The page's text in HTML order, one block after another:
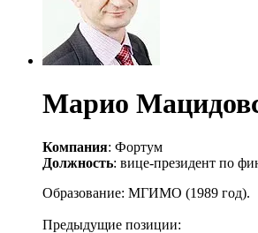
Марио
Компания: Фортум
Должность: вице-президент по
Образование: МГИМО (1989 год).
Предыдущие позиции: